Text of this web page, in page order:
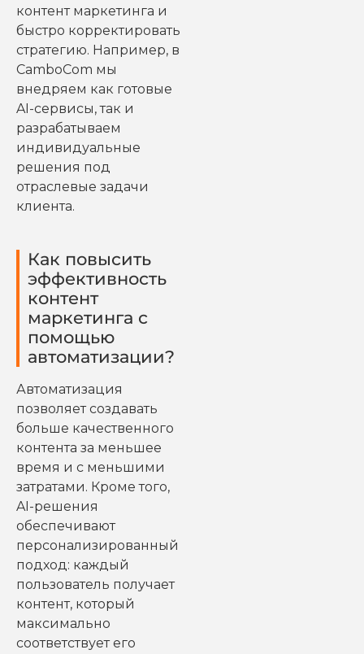
контент маркетинга и
быстро корректировать
стратегию. Например, в
CamboCom мы
внедряем как готовые
AI-сервисы, так и
разрабатываем
индивидуальные
решения под
отраслевые задачи
клиента.
Как повысить
эффективность
контент
маркетинга с
помощью
автоматизации?
Автоматизация
позволяет создавать
больше качественного
контента за меньшее
время и с меньшими
затратами. Кроме того,
AI-решения
обеспечивают
персонализированный
подход: каждый
пользователь получает
контент, который
максимально
соответствует его